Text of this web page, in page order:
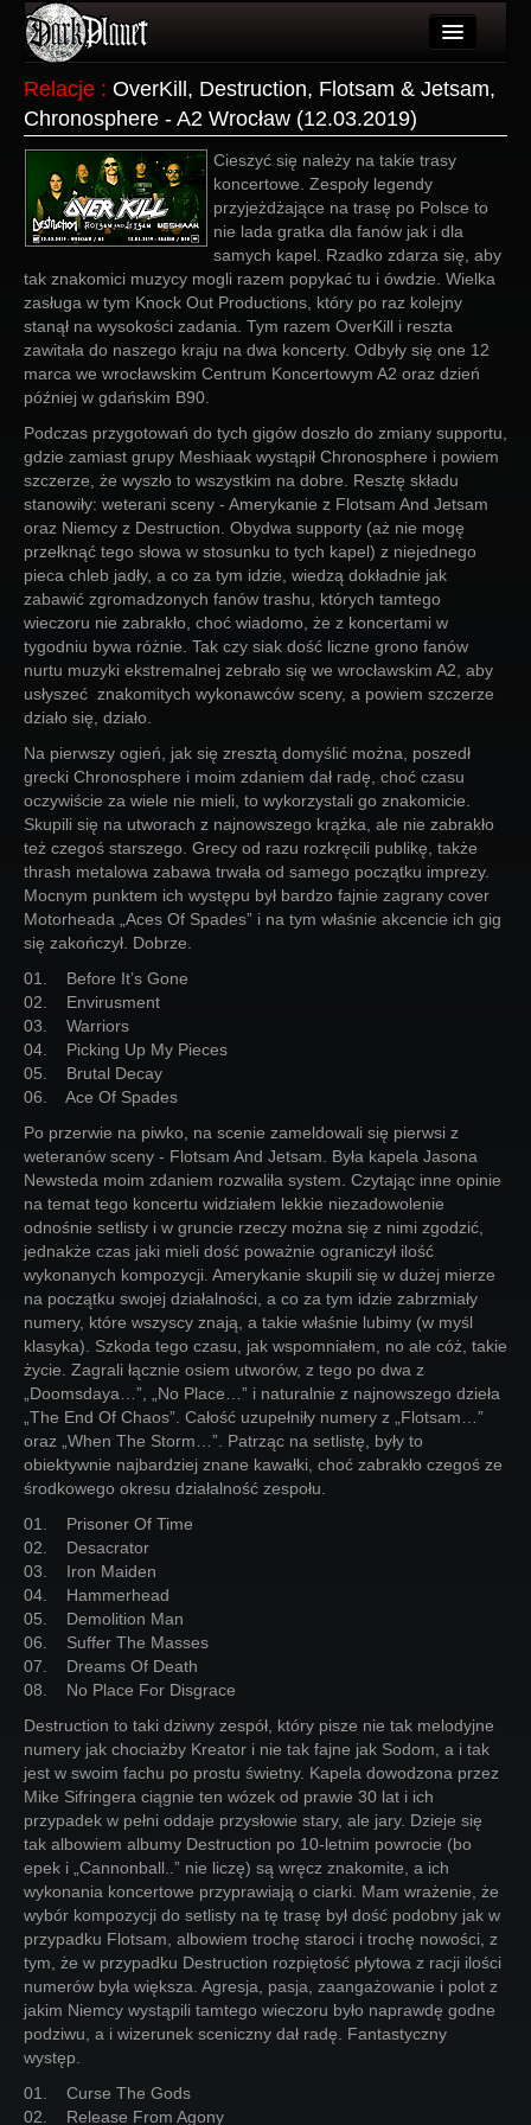
Użytkownicy
Wydarzenia
Galeria
Więcej
Login
Relacje : OverKill, Destruction, Flotsam & Jetsam,
Chronosphere - A2 Wrocław (12.03.2019)
Cieszyć się należy na takie trasy
koncertowe. Zespoły legendy
przyjeżdżające na trasę po Polsce to
nie lada gratka dla fanów jak i dla
samych kapel. Rzadko zdarza się, aby
tak znakomici muzycy mogli razem popykać tu i ówdzie. Wielka
zasługa w tym Knock Out Productions, który po raz kolejny
stanął na wysokości zadania. Tym razem OverKill i reszta
zawitała do naszego kraju na dwa koncerty. Odbyły się one 12
marca we wrocławskim Centrum Koncertowym A2 oraz dzień
później w gdańskim B90.
Podczas przygotowań do tych gigów doszło do zmiany supportu,
gdzie zamiast grupy Meshiaak wystąpił Chronosphere i powiem
szczerze, że wyszło to wszystkim na dobre. Resztę składu
stanowiły: weterani sceny - Amerykanie z Flotsam And Jetsam
oraz Niemcy z Destruction. Obydwa supporty (aż nie mogę
przełknąć tego słowa w stosunku to tych kapel) z niejednego
pieca chleb jadły, a co za tym idzie, wiedzą dokładnie jak
zabawić zgromadzonych fanów trashu, których tamtego
wieczoru nie zabrakło, choć wiadomo, że z koncertami w
tygodniu bywa różnie. Tak czy siak dość liczne grono fanów
nurtu muzyki ekstremalnej zebrało się we wrocławskim A2, aby
usłyszeć znakomitych wykonawców sceny, a powiem szczerze
działo się, działo.
Na pierwszy ogień, jak się zresztą domyślić można, poszedł
grecki Chronosphere i moim zdaniem dał radę, choć czasu
oczywiście za wiele nie mieli, to wykorzystali go znakomicie.
Skupili się na utworach z najnowszego krążka, ale nie zabrakło
też czegoś starszego. Grecy od razu rozkręcili publikę, także
thrash metalowa zabawa trwała od samego początku imprezy.
Mocnym punktem ich występu był bardzo fajnie zagrany cover
Motorheada „Aces Of Spades” i na tym właśnie akcencie ich gig
się zakończył. Dobrze.
01. Before It’s Gone
02. Envirusment
03. Warriors
04. Picking Up My Pieces
05. Brutal Decay
06. Ace Of Spades
Po przerwie na piwko, na scenie zameldowali się pierwsi z
weteranów sceny - Flotsam And Jetsam. Była kapela Jasona
Newsteda moim zdaniem rozwaliła system. Czytając inne opinie
na temat tego koncertu widziałem lekkie niezadowolenie
odnośnie setlisty i w gruncie rzeczy można się z nimi zgodzić,
jednakże czas jaki mieli dość poważnie ograniczył ilość
wykonanych kompozycji. Amerykanie skupili się w dużej mierze
na początku swojej działalności, a co za tym idzie zabrzmiały
numery, które wszyscy znają, a takie właśnie lubimy (w myśl
klasyka). Szkoda tego czasu, jak wspomniałem, no ale cóż, takie
życie. Zagrali łącznie osiem utworów, z tego po dwa z
„Doomsdaya…”, „No Place…” i naturalnie z najnowszego dzieła
„The End Of Chaos”. Całość uzupełniły numery z „Flotsam…”
oraz „When The Storm…”. Patrząc na setlistę, były to
obiektywnie najbardziej znane kawałki, choć zabrakło czegoś ze
środkowego okresu działalność zespołu.
01. Prisoner Of Time
02. Desacrator
03. Iron Maiden
04. Hammerhead
05. Demolition Man
06. Suffer The Masses
07. Dreams Of Death
08. No Place For Disgrace
Destruction to taki dziwny zespół, który pisze nie tak melodyjne
numery jak chociażby Kreator i nie tak fajne jak Sodom, a i tak
jest w swoim fachu po prostu świetny. Kapela dowodzona przez
Mike Sifringera ciągnie ten wózek od prawie 30 lat i ich
przypadek w pełni oddaje przysłowie stary, ale jary. Dzieje się
tak albowiem albumy Destruction po 10-letnim powrocie (bo
epek i „Cannonball..” nie liczę) są wręcz znakomite, a ich
wykonania koncertowe przyprawiają o ciarki. Mam wrażenie, że
wybór kompozycji do setlisty na tę trasę był dość podobny jak w
przypadku Flotsam, albowiem trochę staroci i trochę nowości, z
tym, że w przypadku Destruction rozpiętość płytowa z racji ilości
numerów była większa. Agresja, pasja, zaangażowanie i polot z
jakim Niemcy wystąpili tamtego wieczoru było naprawdę godne
podziwu, a i wizerunek sceniczny dał radę. Fantastyczny
występ.
01. Curse The Gods
02. Release From Agony